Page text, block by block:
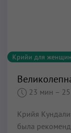
Крийи для женщин
23 мин –
Крийя
была